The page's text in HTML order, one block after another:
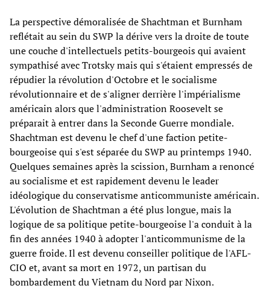
La perspective démoralisée de Shachtman et Burnham
reflétait au sein du SWP la dérive vers la droite de toute
une couche d'intellectuels petits-bourgeois qui avaient
sympathisé avec Trotsky mais qui s'étaient empressés de
répudier la révolution d'Octobre et le socialisme
révolutionnaire et de s'aligner derrière l'impérialisme
américain alors que l'administration Roosevelt se
préparait à entrer dans la Seconde Guerre mondiale.
Shachtman est devenu le chef d'une faction petite-
bourgeoise qui s'est séparée du SWP au printemps 1940.
Quelques semaines après la scission, Burnham a renoncé
au socialisme et est rapidement devenu le leader
idéologique du conservatisme anticommuniste américain.
L'évolution de Shachtman a été plus longue, mais la
logique de sa politique petite-bourgeoise l'a conduit à la
fin des années 1940 à adopter l'anticommunisme de la
guerre froide. Il est devenu conseiller politique de l'AFL-
CIO et, avant sa mort en 1972, un partisan du
bombardement du Vietnam du Nord par Nixon.